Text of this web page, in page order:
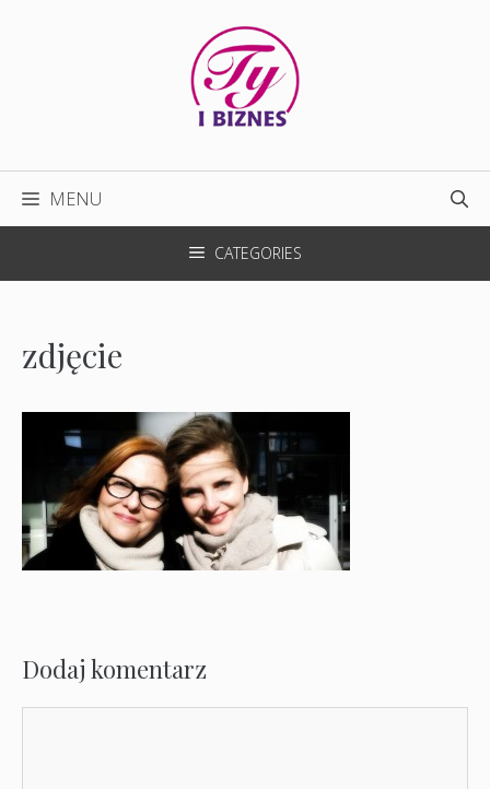
MENU
CATEGORIES
zdjęcie
Dodaj komentarz